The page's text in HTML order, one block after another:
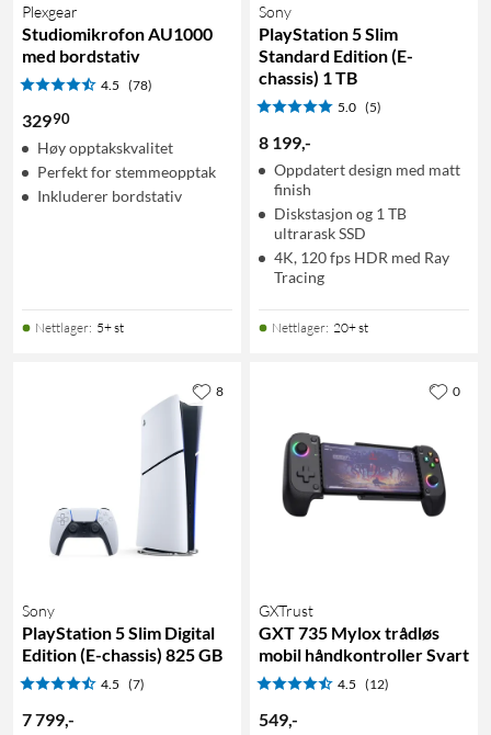
Plexgear
Studiomikrofon AU1000
med bordstativ
4.5 (78)
32990
Høy opptakskvalitet
Perfekt for stemmeopptak
Inkluderer bordstativ
Nettlager: 5+ st
Sony
PlayStation 5 Slim
Standard Edition (E-
chassis) 1 TB
5.0 (5)
8 199,-
Oppdatert design med matt
finish
Diskstasjon og 1 TB
ultrarask SSD
4K, 120 fps HDR med Ray
Tracing
Nettlager: 20+ st
Sony
PlayStation 5 Slim Digital
Edition (E-chassis) 825 GB
4.5 (7)
7 799,-
8
GXTrust
GXT 735 Mylox trådløs
mobil håndkontroller Svart
4.5 (12)
549,-
0